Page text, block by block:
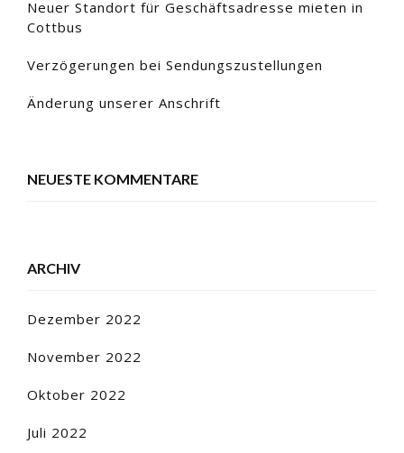
Neuer Standort für Geschäftsadresse mieten in
Cottbus
Verzögerungen bei Sendungszustellungen
Änderung unserer Anschrift
NEUESTE KOMMENTARE
ARCHIV
Dezember 2022
November 2022
Oktober 2022
Juli 2022